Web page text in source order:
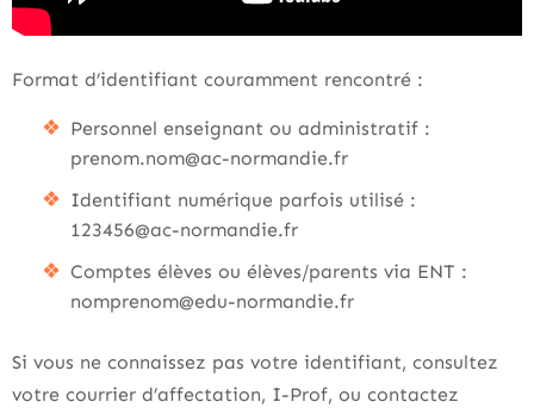
Format d’identifiant couramment rencontré :
Personnel enseignant ou administratif :
prenom.nom@ac-normandie.fr
Identifiant numérique parfois utilisé :
123456@ac-normandie.fr
Comptes élèves ou élèves/parents via ENT :
nomprenom@edu-normandie.fr
Si vous ne connaissez pas votre identifiant, consultez
votre courrier d’affectation, I-Prof, ou contactez